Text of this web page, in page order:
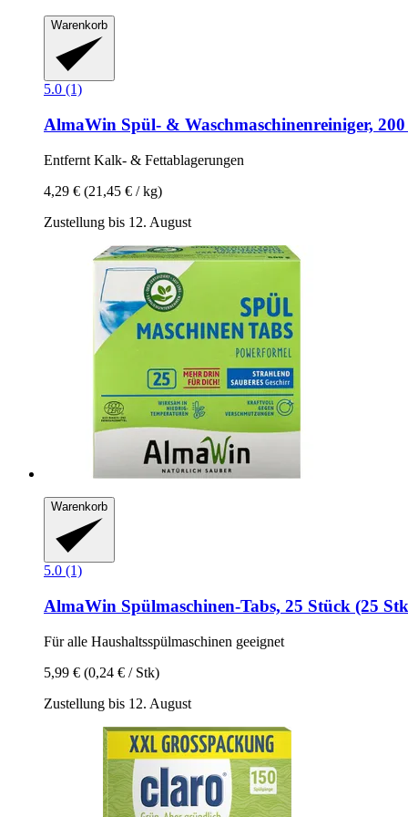
Warenkorb
5.0 (1)
AlmaWin Spül-​ & Waschmaschinenreiniger,
Entfernt Kalk-​ & Fettablagerungen
4,29 € (21,45 € / kg)
Zustellung bis 12. August
Warenkorb
5.0 (1)
AlmaWin Spülmaschinen-​Tabs, 25 Stück (25
Für alle Haushaltsspülmaschinen geeignet
5,99 € (0,24 € / Stk)
Zustellung bis 12. August